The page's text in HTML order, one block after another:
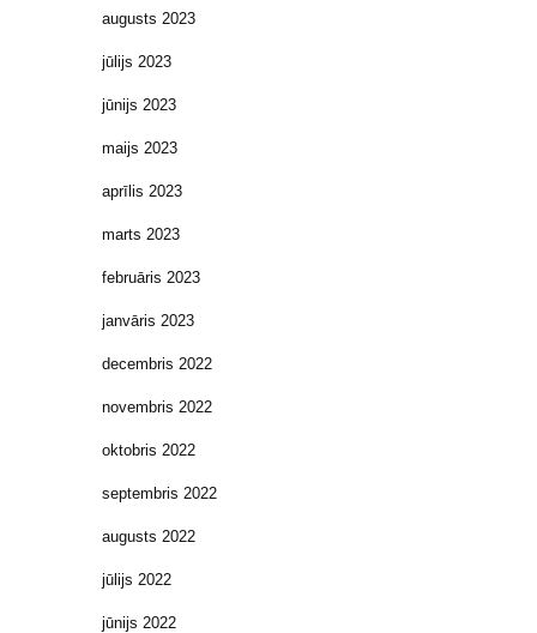
augusts 2023
jūlijs 2023
jūnijs 2023
maijs 2023
aprīlis 2023
marts 2023
februāris 2023
janvāris 2023
decembris 2022
novembris 2022
oktobris 2022
septembris 2022
augusts 2022
jūlijs 2022
jūnijs 2022